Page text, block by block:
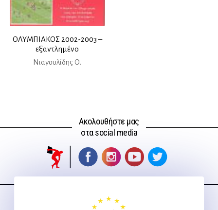
ΟΛΥΜΠΙΑΚΟΣ 2002-2003 –
εξαντλημένο
Νιαγουλίδης Θ.
Ακολουθήστε μας
στα social media